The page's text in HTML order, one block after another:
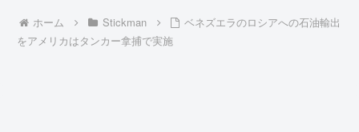
ホーム Stickman
ベネズエラのロシアへの石油輸出
をアメリカはタンカー拿捕で実施